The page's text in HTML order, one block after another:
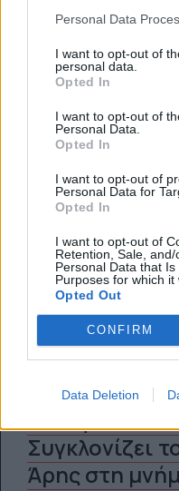
Personal Data
I want to opt-out of
personal data.
Opted In
I want to opt-out of
Personal Data.
Opted In
I want to opt-out of
Personal Data for
Opted In
I want to opt-out of
Retention, Sale,
Personal Data that
Purposes for which it
Opted Out
CONFIRM
Data Deletion
07.02.2022
Συγκλονίζει
Άρης στη